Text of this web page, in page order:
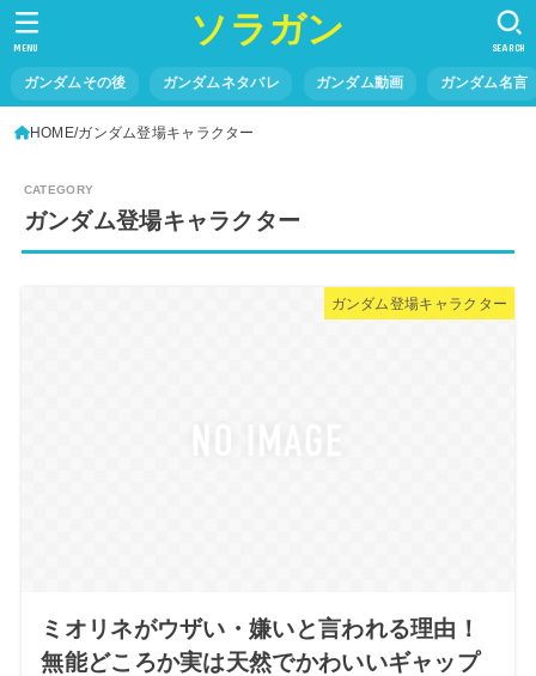
ソラガン
ガンダムその後 ガンダムネタバレ ガンダム動画 ガンダム名言
SEARCH
MENU
HOME ガンダム登場キャラクター
ガンダム登場キャラクター
ガンダム登場キャラクター
ミオリネがウザい・嫌いと言われる理由！
無能どころか実は天然でかわいいギャップ